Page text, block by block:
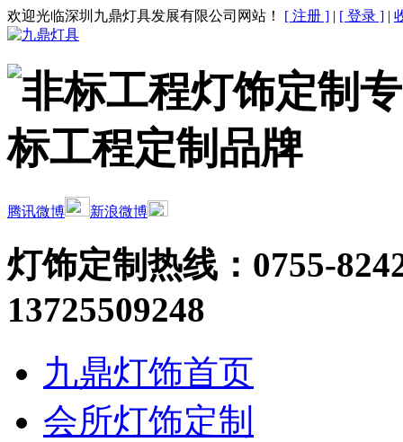
欢迎光临深圳九鼎灯具发展有限公司网站！ [ 注册 ] | [ 登录 ] |
腾讯微博 新浪微博
灯饰定制热线： 0755-
13725509248
九鼎灯饰首页
会所灯饰定制